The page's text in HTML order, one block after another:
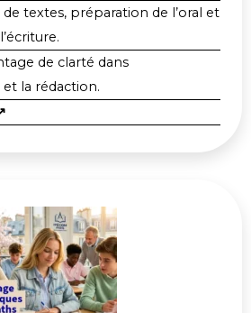
de textes, préparation de l’oral et
de clarté dans
la rédaction.